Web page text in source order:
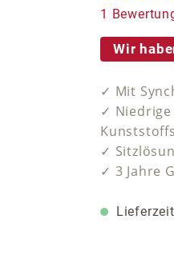
1
Wir
✓ Mit
✓
✓
✓ 3 Jahre